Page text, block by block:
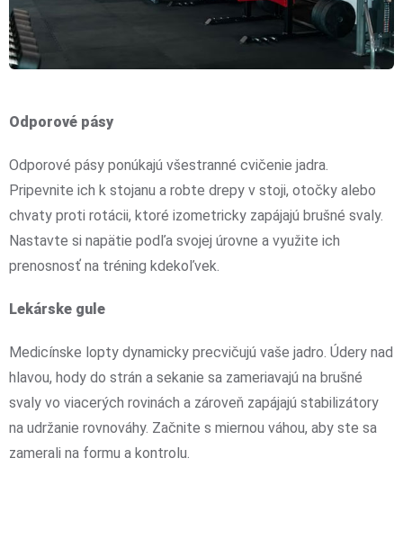
Odporové pásy
Odporové pásy ponúkajú všestranné cvičenie jadra.
Pripevnite ich k stojanu a robte drepy v stoji, otočky alebo
chvaty proti rotácii, ktoré izometricky zapájajú brušné svaly.
Nastavte si napätie podľa svojej úrovne a využite ich
prenosnosť na tréning kdekoľvek.
Lekárske gule
Medicínske lopty dynamicky precvičujú vaše jadro. Údery nad
hlavou, hody do strán a sekanie sa zameriavajú na brušné
svaly vo viacerých rovinách a zároveň zapájajú stabilizátory
na udržanie rovnováhy. Začnite s miernou váhou, aby ste sa
zamerali na formu a kontrolu.